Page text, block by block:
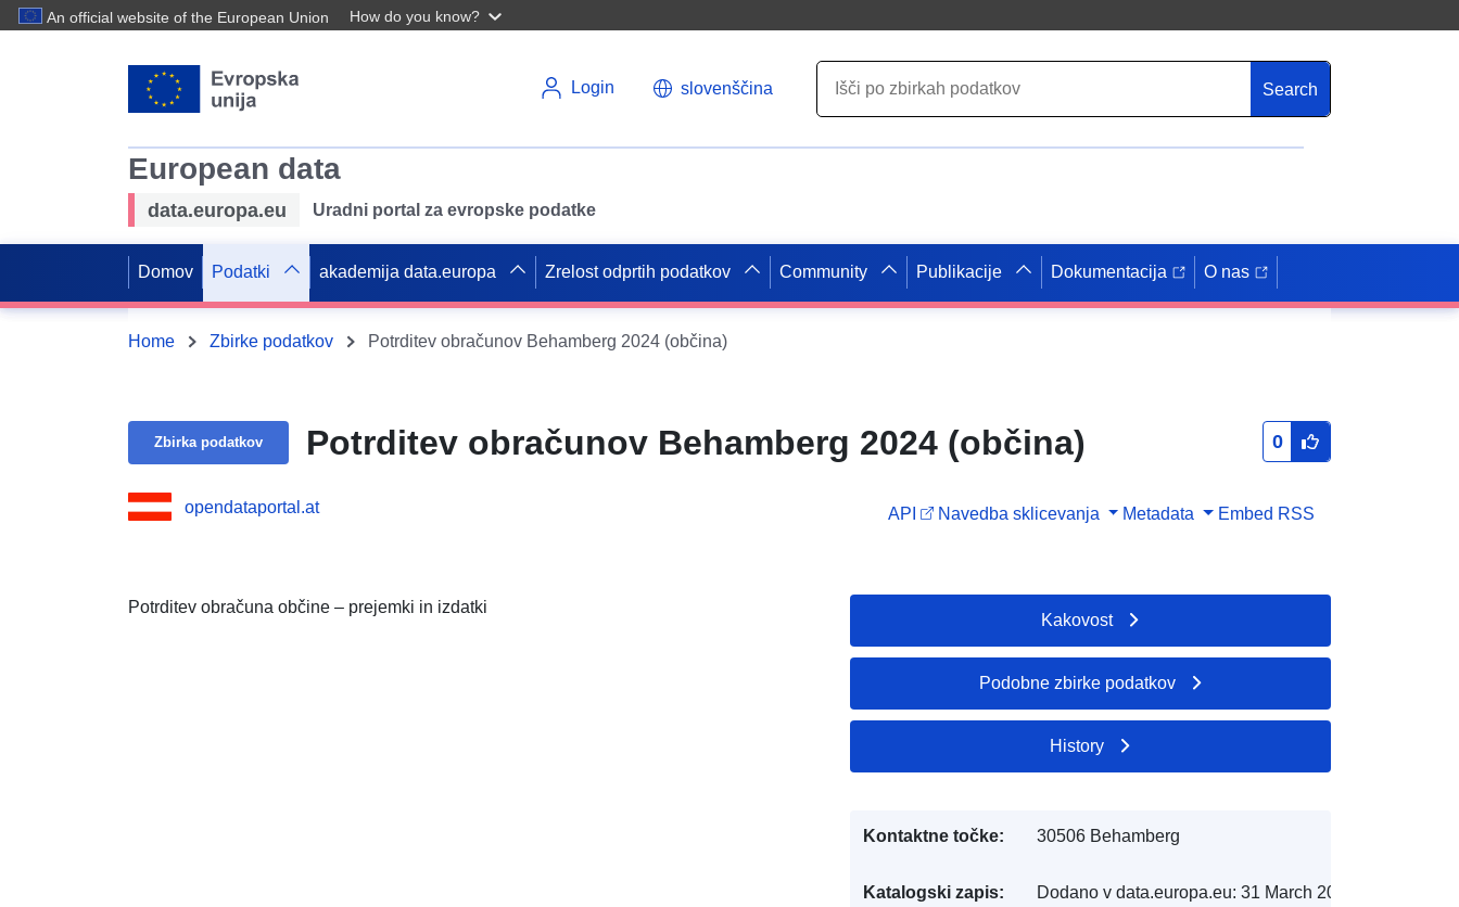
An official website of the European Union How do you know?
Login slovenščina Search
European data
data.europa.eu Uradni portal za evropske podatke
Domov Podatki akademija data.europa Zrelost odprtih podatkov Community Publikacije Dokumentacija O nas
Home Zbirke podatkov Potrditev obračunov Behamberg 2024 (občina)
Zbirka podatkov Potrditev obračunov Behamberg 2024 (občina) 0
opendataportal.at API Navedba sklicevanja Metadata Embed RSS
Potrditev obračuna občine – prejemki in izdatki
Kakovost
Podobne zbirke podatkov
History
Kontaktne točke: 30506 Behamberg
Katalogski zapis: Dodano v data.europa.eu: 31 March 2025